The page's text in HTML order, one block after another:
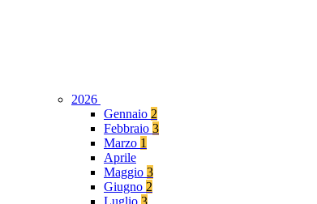
2026
Gennaio 2
Febbraio 3
Marzo 1
Aprile
Maggio 3
Giugno 2